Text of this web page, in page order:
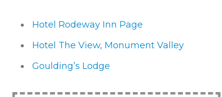
Hotel Rodeway Inn Page
Hotel The View, Monument Valley
Goulding’s Lodge